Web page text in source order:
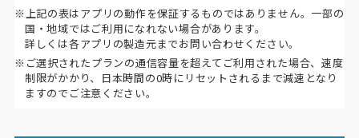
※上記の表はアプリの動作を保証するものではありません。一部の
国・地域ではご利用になれない場合があります。
詳しくは各アプリの製造元までお問い合わせください。
※ご選択されたプランの通信容量を超えてご利用された場合、速度
制限がかかり、日本時間の0時にリセットされるまで減速となり
ますのでご注意ください。